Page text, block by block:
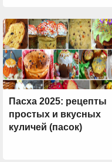
Пасха 2025: рецепты
простых и вкусных
куличей (пасок)